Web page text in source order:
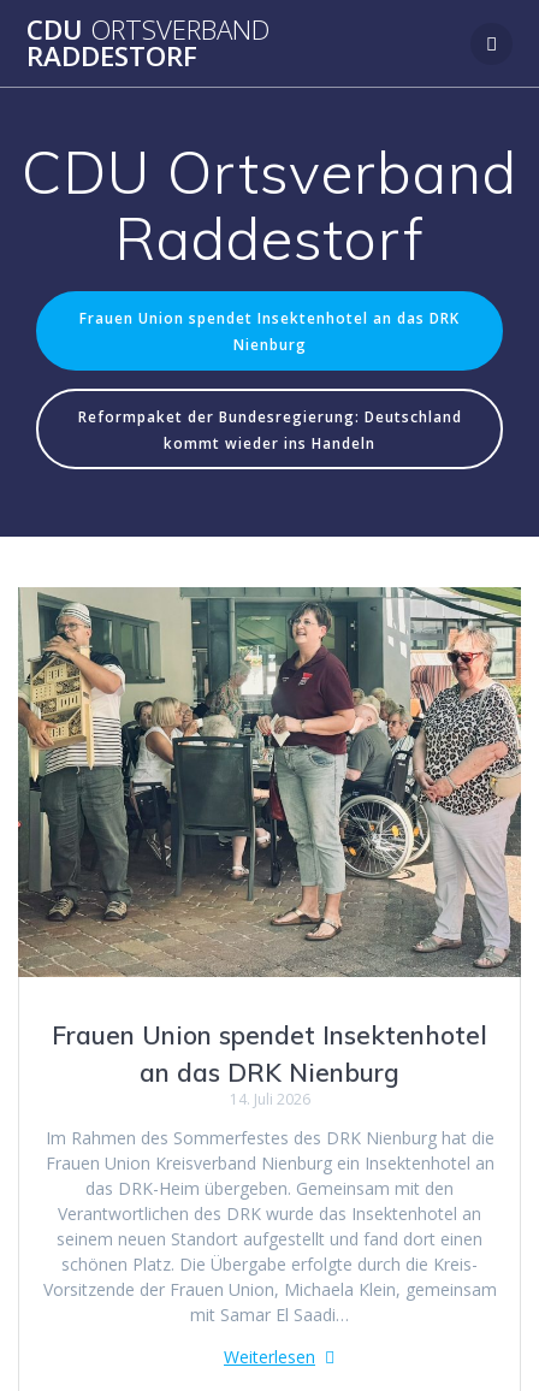
CDU ORTSVERBAND
RADDESTORF
CDU Ortsverband
Raddestorf
Frauen Union spendet Insektenhotel an das DRK
Nienburg
Reformpaket der Bundesregierung: Deutschland
kommt wieder ins Handeln
Frauen Union spendet Insektenhotel
an das DRK Nienburg
14. Juli 2026
Im Rahmen des Sommerfestes des DRK Nienburg hat die
Frauen Union Kreisverband Nienburg ein Insektenhotel an
das DRK-Heim übergeben. Gemeinsam mit den
Verantwortlichen des DRK wurde das Insektenhotel an
seinem neuen Standort aufgestellt und fand dort einen
schönen Platz. Die Übergabe erfolgte durch die Kreis-
Vorsitzende der Frauen Union, Michaela Klein, gemeinsam
mit Samar El Saadi…
Weiterlesen